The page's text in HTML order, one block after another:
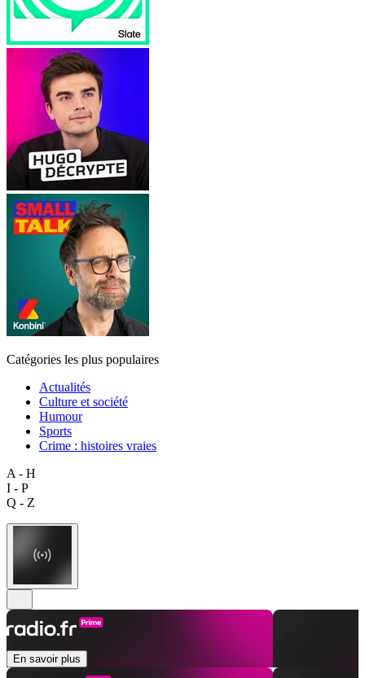
Catégories les plus populaires
Actualités
Culture et société
Humour
Sports
Crime : histoires vraies
A - H
I - P
Q - Z
En savoir plus